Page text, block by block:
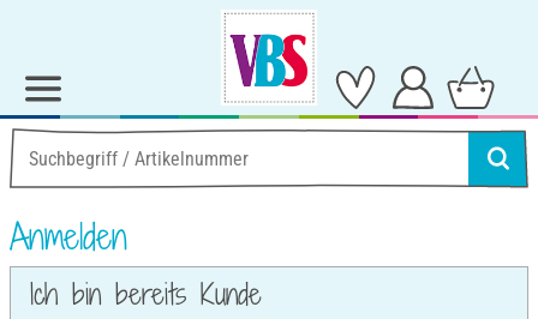
Anmelden
Ich bin bereits Kunde